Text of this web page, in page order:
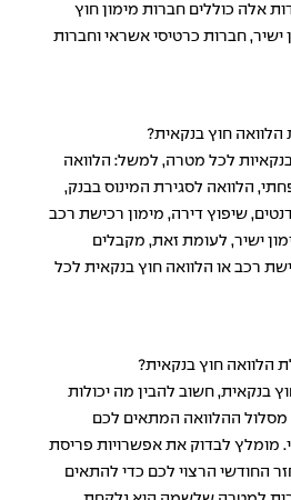
אלה כוללים חברות מימון חוץ
ישיר, חברות כרטיסי אשראי וחברות
חוץ בנקאית?
לכל מטרה, למשל: הלוואה
הלוואה לסגירת המינוס בבנק,
שיפוץ דירה, מימון רכישת רכב
ישיר, לעומת זאת, מקבלים
רכב או הלוואה חוץ בנקאית לכל
הלוואה חוץ בנקאית?
בנקאית, חשוב להבין מה יכולות
ההלוואה המתאים לכם
מומלץ לבדוק את אפשרויות פריסת
החודשי הרצוי לכם כדי להתאים